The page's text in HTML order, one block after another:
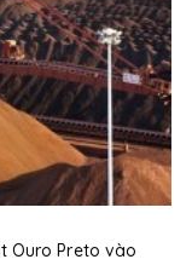
Ouro Preto vào